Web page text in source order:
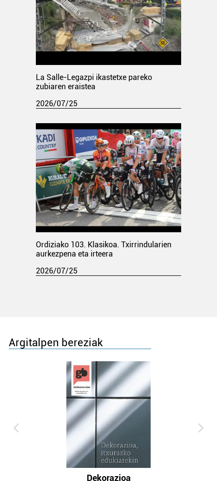
La Salle-Legazpi ikastetxe pareko
zubiaren eraistea
2026/07/25
Ordiziako 103. Klasikoa. Txirrindularien
aurkezpena eta irteera
2026/07/25
Argitalpen bereziak
Dekorazioa